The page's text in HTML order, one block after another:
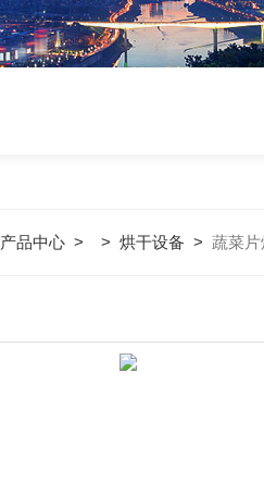
产品中心> > 烘干设备 > 蔬菜